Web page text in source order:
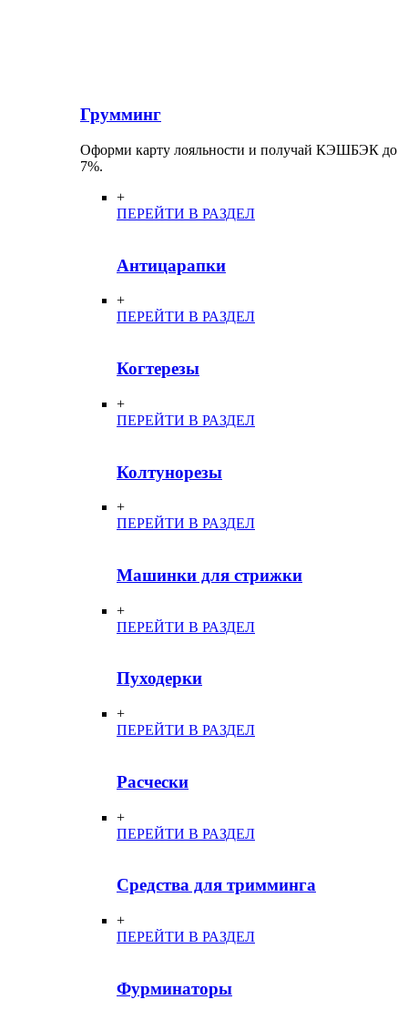
Грумминг
Оформи карту лояльности и получай КЭШБЭК до
7%.
+
ПЕРЕЙТИ В РАЗДЕЛ
Антицарапки
+
ПЕРЕЙТИ В РАЗДЕЛ
Когтерезы
+
ПЕРЕЙТИ В РАЗДЕЛ
Колтунорезы
+
ПЕРЕЙТИ В РАЗДЕЛ
Машинки для стрижки
+
ПЕРЕЙТИ В РАЗДЕЛ
Пуходерки
+
ПЕРЕЙТИ В РАЗДЕЛ
Расчески
+
ПЕРЕЙТИ В РАЗДЕЛ
Средства для тримминга
+
ПЕРЕЙТИ В РАЗДЕЛ
Фурминаторы